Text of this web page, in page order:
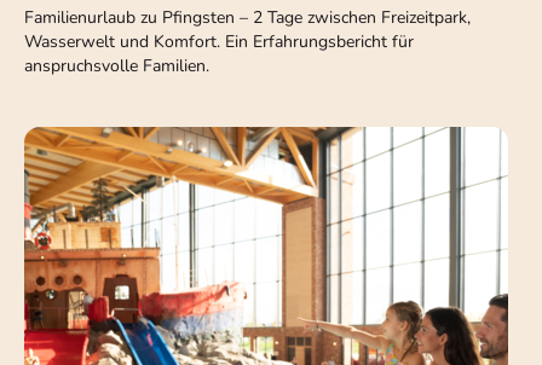
Familienurlaub zu Pfingsten – 2 Tage zwischen Freizeitpark,
Wasserwelt und Komfort. Ein Erfahrungsbericht für
anspruchsvolle Familien.